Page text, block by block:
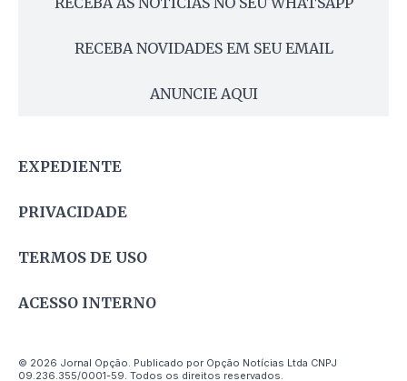
RECEBA NOVIDADES EM SEU EMAIL
ANUNCIE AQUI
EXPEDIENTE
PRIVACIDADE
TERMOS DE USO
ACESSO INTERNO
© 2026 Jornal Opção. Publicado por Opção Notícias Ltda CNPJ
09.236.355/0001-59. Todos os direitos reservados.